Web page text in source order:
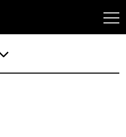
Kulturhaus Lüdenscheid